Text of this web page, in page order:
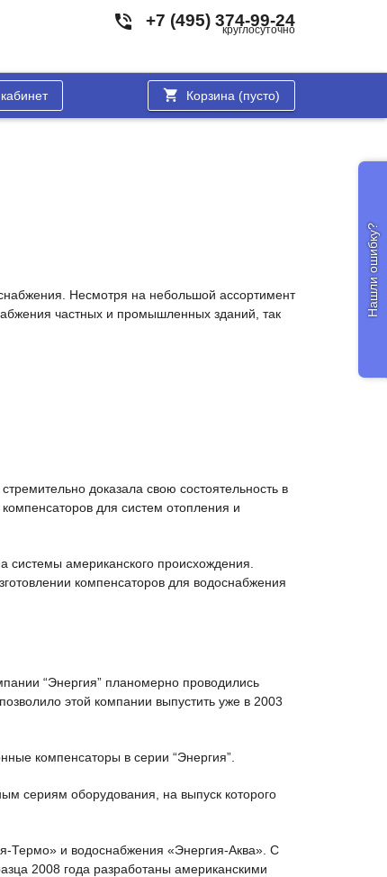
+7 (495) 374-99-24
круглосуточно
Корзина (пусто)
Несмотря на небольшой ассортимент
частных и промышленных зданий, так
доказала свою состоятельность в
для систем отопления и
американского происхождения.
компенсаторов для водоснабжения
“Энергия” планомерно проводились
этой компании выпустить уже в 2003
компенсаторы в серии “Энергия”.
сериям оборудования, на выпуск которого
Термо» и водоснабжения «Энергия-Аква». C
2008 года разработаны американскими
Нашли ошибку?